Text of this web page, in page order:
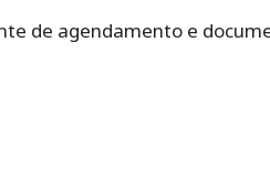
de agendamento e